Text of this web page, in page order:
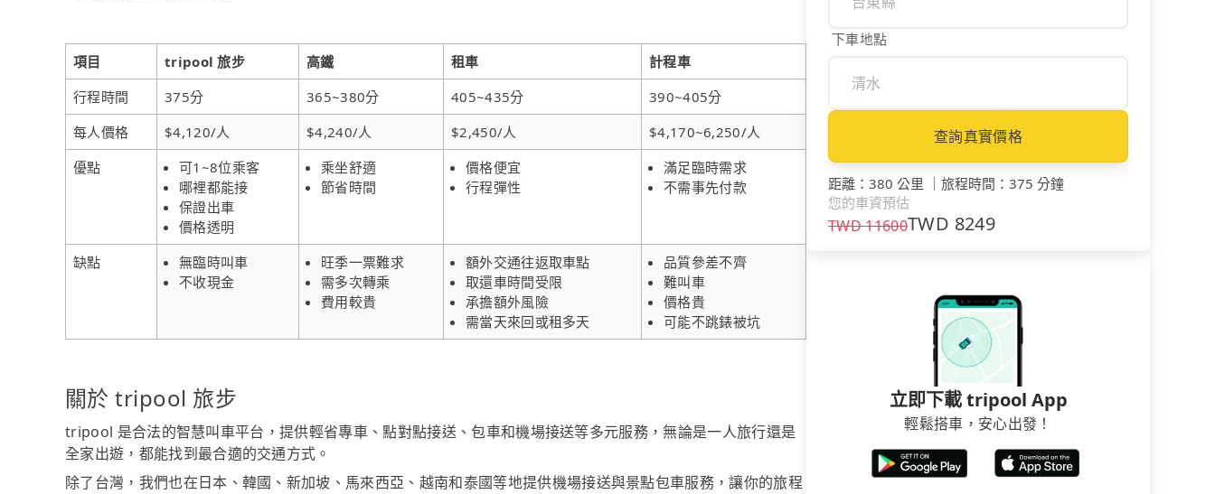
項目 tripool 旅步 高鐵 租車
計程車
行程時間
375分 365~380分 405~435分
390~405分
每人價格
$4,120/人 $4,240/人 $2,450/人
$4,170~6,250/人
優點
可1~8位乘客
哪裡都能接
保證出車
價格透明
乘坐舒適
節省時間
價格便宜
行程彈性
滿足臨時需求
不需事先付款
缺點
無臨時叫車
不收現金
旺季一票難求
需多次轉乘
費用較貴
額外交通往返取車點
取還車時間受限
承擔額外風險
需當天來回或租多天
品質參差不齊
難叫車
價格貴
可能不跳錶被坑
關於 tripool 旅步
tripool 是合法的智慧叫車平台，提供輕省專車、點對點接送、包車和機場接送等多元服務，無論是一人旅行還是
全家出遊，都能找到最合適的交通方式。
除了台灣，我們也在日本、韓國、新加坡、馬來西亞、越南和泰國等地提供機場接送與景點包車服務，讓你的旅程
下車地點
查詢真實價格
距離 ： 380 公里 ｜ 旅程時間 ： 375 分鐘
您的車資預估
TWD11600TWD 8249
立即下載 tripool App
輕鬆搭車，安心出發！